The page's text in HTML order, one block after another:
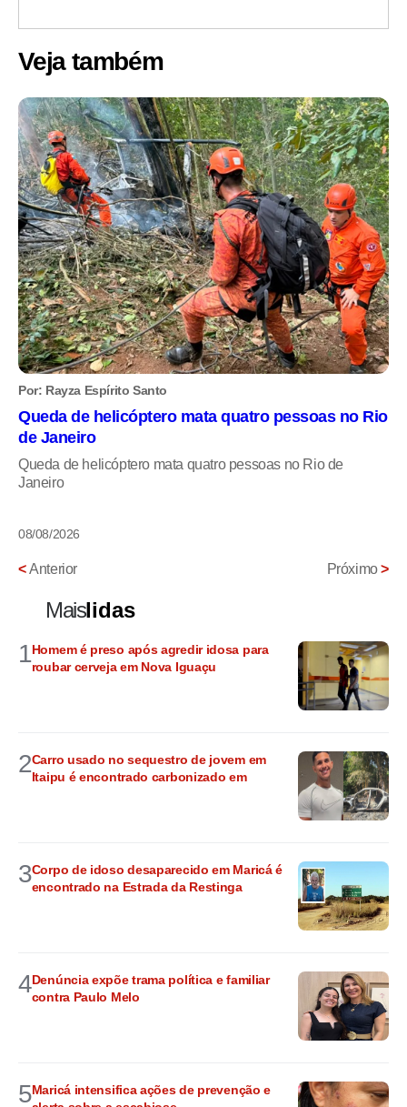
Veja também
Por: Rayza Espírito Santo
Queda de helicóptero mata quatro pessoas no Rio
de Janeiro
Queda de helicóptero mata quatro pessoas no Rio de
Janeiro
08/08/2026
<Anterior Próximo>
Maislidas
1Homem é preso após agredir idosa para
roubar cerveja em Nova Iguaçu
2Carro usado no sequestro de jovem em
Itaipu é encontrado carbonizado em
3Corpo de idoso desaparecido em Maricá é
encontrado na Estrada da Restinga
4Denúncia expõe trama política e familiar
contra Paulo Melo
5Maricá intensifica ações de prevenção e